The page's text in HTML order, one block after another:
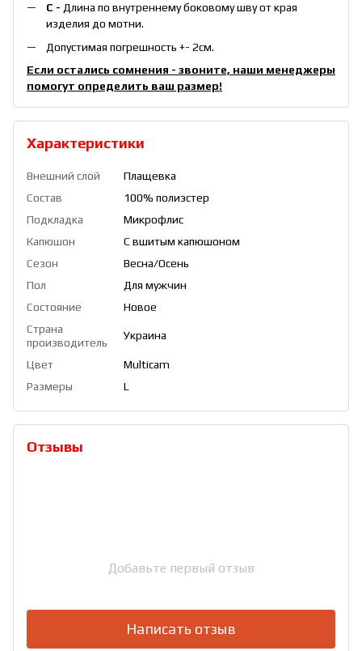
С - Длина по внутреннему боковому шву от края
изделия до мотни.
Допустимая погрешность +- 2см.
Если остались сомнения - звоните, наши менеджеры
помогут определить ваш размер!
Характеристики
Внешний слой
Плащевка
Состав
100% полиэстер
Подкладка
Микрофлис
Капюшон
С вшитым капюшоном
Сезон
Весна/Осень
Пол
Для мужчин
Состояние
Новое
Страна
производитель
Украина
Цвет
Multicam
Размеры
L
Отзывы
Добавьте первый отзыв
Написать отзыв